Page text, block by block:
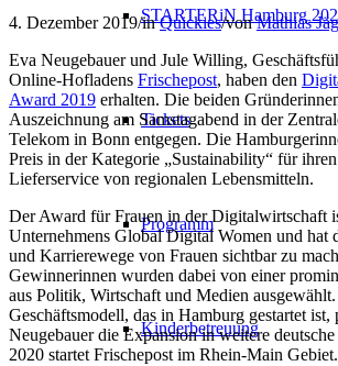
STARTERiN Hamburg
Tickets
Programm
Kinderbetreuung
4. Dezember 2019/inQuickies/vonMathias
Eva Neugebauer und Jule Willing,
Online-Hofladens Frischepost, haben den
Award 2019 erhalten. Die beiden
Auszeichnung am Samstagabend in der
Telekom in Bonn entgegen. Die
Preis in der Kategorie „Sustainability“ für
Lieferservice von regionalen Lebensmitteln.
Der Award für Frauen in der Digitalwirtschaft
Unternehmens Global Digital Women und hat
und Karrierewege von Frauen sichtbar zu
Gewinnerinnen wurden dabei von einer
aus Politik, Wirtschaft und Medien
Geschäftsmodell, das in Hamburg gestartet
Neugebauer die Expansion in weitere
2020 startet Frischepost im Rhein-Main Gebiet.